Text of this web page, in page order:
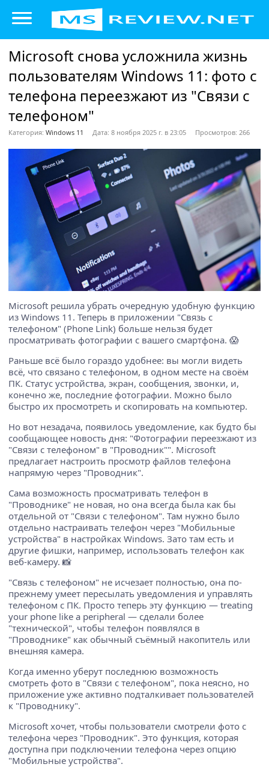
Microsoft снова усложнила жизнь
пользователям Windows 11: фото с
телефона переезжают из "Связи с
телефоном"
Категория: Windows 11 Дата: 8 ноября 2025 г. в 23:05 Просмотров: 266
Microsoft решила убрать очередную удобную функцию
из Windows 11. Теперь в приложении "Связь с
телефоном" (Phone Link) больше нельзя будет
просматривать фотографии с вашего смартфона. 😱
Раньше всё было гораздо удобнее: вы могли видеть
всё, что связано с телефоном, в одном месте на своём
ПК. Статус устройства, экран, сообщения, звонки, и,
конечно же, последние фотографии. Можно было
быстро их просмотреть и скопировать на компьютер.
Но вот незадача, появилось уведомление, как будто бы
сообщающее новость дня: "Фотографии переезжают из
"Связи с телефоном" в "Проводник"". Microsoft
предлагает настроить просмотр файлов телефона
напрямую через "Проводник".
Сама возможность просматривать телефон в
"Проводнике" не новая, но она всегда была как бы
отдельной от "Связи с телефоном". Там нужно было
отдельно настраивать телефон через "Мобильные
устройства" в настройках Windows. Зато там есть и
другие фишки, например, использовать телефон как
веб-камеру. 📸
"Связь с телефоном" не исчезает полностью, она по-
прежнему умеет пересылать уведомления и управлять
телефоном с ПК. Просто теперь эту функцию — treating
your phone like a peripheral — сделали более
"технической", чтобы телефон появлялся в
"Проводнике" как обычный съёмный накопитель или
внешняя камера.
Когда именно уберут последнюю возможность
смотреть фото в "Связи с телефоном", пока неясно, но
приложение уже активно подталкивает пользователей
к "Проводнику".
Microsoft хочет, чтобы пользователи смотрели фото с
телефона через "Проводник". Это функция, которая
доступна при подключении телефона через опцию
"Мобильные устройства".